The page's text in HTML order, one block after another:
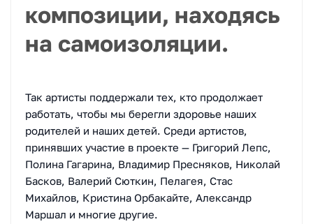
композиции, находясь
на самоизоляции.
Так артисты поддержали тех, кто продолжает
работать, чтобы мы берегли здоровье наших
родителей и наших детей. Среди артистов,
принявших участие в проекте — Григорий Лепс,
Полина Гагарина, Владимир Пресняков, Николай
Басков, Валерий Сюткин, Пелагея, Стас
Михайлов, Кристина Орбакайте, Александр
Маршал и многие другие.